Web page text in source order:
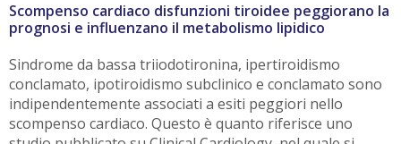
Scompenso cardiaco disfunzioni tiroidee peggiorano la
prognosi e influenzano il metabolismo lipidico
Sindrome da bassa triiodotironina, ipertiroidismo
conclamato, ipotiroidismo subclinico e conclamato sono
indipendentemente associati a esiti peggiori nello
scompenso cardiaco. Questo è quanto riferisce uno